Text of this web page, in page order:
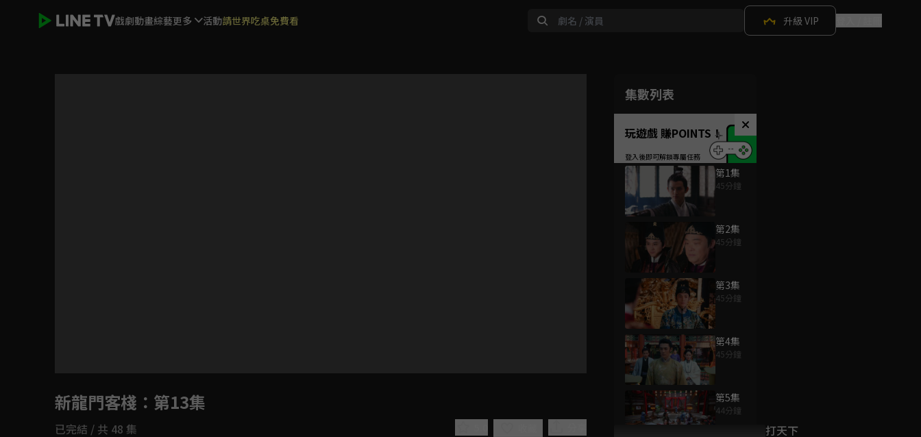
戲劇動畫綜藝更多 活動請世界吃桌免費看 升級 VIP
如有不便請見諒
集數列表
玩遊戲 賺POINTS！
第1集
45分鐘
第2集
45分鐘
第3集
45分鐘
第4集
45分鐘
第5集
44分鐘
新龍門客棧 ：第13集
已完結 / 共 48 集
為您推薦
打天下